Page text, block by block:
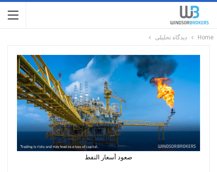
Home دیدگاه تحلیلی
صعود أسعار النفط